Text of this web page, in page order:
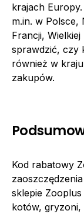
krajach
m.in. w Polsce,
Francji,
sprawdzić, czy
również w
zakupów.
Kod rabatowy
sklepie
kotów,